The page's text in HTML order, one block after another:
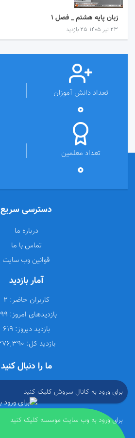
زبان پایه هشتم _ فصل 1
۲۳ تیر ۱۴۰۵ 25 بازدید
تعداد دانش آموزان
0
تعداد معلمین
0
دسترسی سریع
درباره ما
تماس با ما
قوانین وب سایت
آمار بازدید
کاربران حاضر:
بازدیدهای امروز:
بازدید دیروز:
بازدید کل:
ما را دنبال کنید
برای ورود به کانال سروش کلیک کنید
برای ورود به وب سایت موسسه کلیک کنید